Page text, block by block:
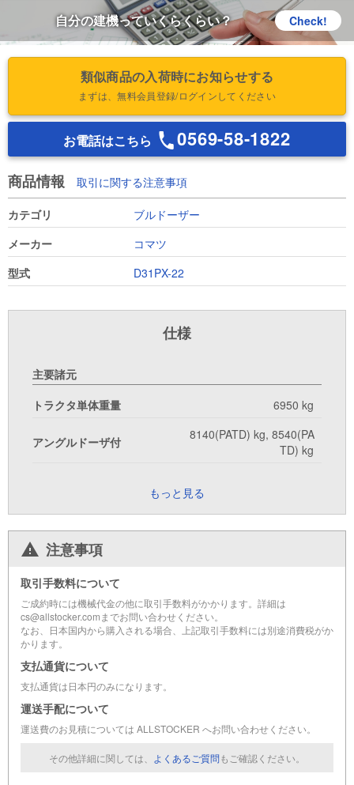
自分の建機っていくらくらい？ Check!
類似商品の入荷時にお知らせする
まずは、無料会員登録/ログインしてください
お電話はこちら 0569-58-1822
商品情報 取引に関する注意事項
カテゴリ
ブルドーザー
メーカー
コマツ
型式
D31PX-22
仕様
主要諸元
トラクタ単体重量
6950 kg
アングルドーザ付
8140(PATD) kg, 8540(PA
TD) kg
もっと見る
注意事項
取引手数料について
ご成約時には機械代金の他に取引手数料がかかります。詳細は
cs@allstocker.comまでお問い合わせください。
なお、日本国内から購入される場合、上記取引手数料には別途消費税がか
かります。
支払通貨について
支払通貨は日本円のみになります。
運送手配について
運送費のお見積については ALLSTOCKER へお問い合わせください。
その他詳細に関しては、 よくあるご質問もご確認ください。